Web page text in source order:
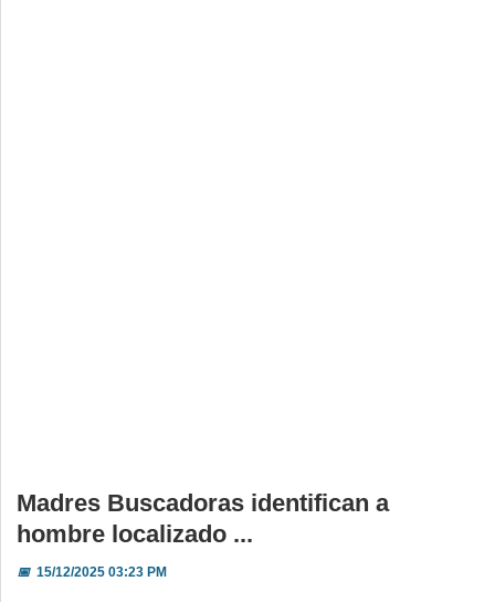
Madres Buscadoras identifican a
hombre localizado ...
📅15/12/2025 03:23 PM